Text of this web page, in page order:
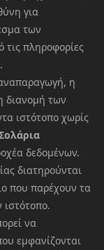
για
των
πληροφορίες
η
διανομή των
ιστότοπο χωρίς
δεδομένων.
διατηρούνται
που παρέχουν τα
ιστότοπο.
να
εμφανίζονται